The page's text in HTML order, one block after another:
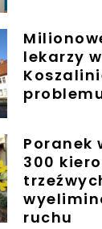
lekarzy
Poranek
300
ruchu